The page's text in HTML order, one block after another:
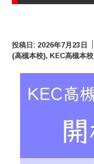
投稿日: 2026年7月23日
(高槻本校), KEC高槻本校